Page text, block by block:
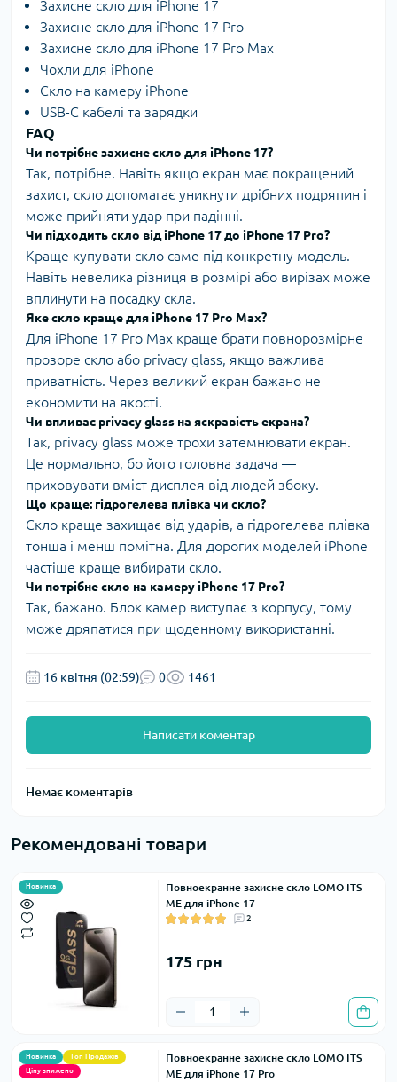
Захисне скло для iPhone 17
Захисне скло для iPhone 17 Pro
Захисне скло для iPhone 17 Pro Max
Чохли для iPhone
Скло на камеру iPhone
USB-C кабелі та зарядки
FAQ
Чи потрібне захисне скло для iPhone 17?
Так, потрібне. Навіть якщо екран має покращений
захист, скло допомагає уникнути дрібних подряпин і
може прийняти удар при падінні.
Чи підходить скло від iPhone 17 до iPhone 17 Pro?
Краще купувати скло саме під конкретну модель.
Навіть невелика різниця в розмірі або вирізах може
вплинути на посадку скла.
Яке скло краще для iPhone 17 Pro Max?
Для iPhone 17 Pro Max краще брати повнорозмірне
прозоре скло або privacy glass, якщо важлива
приватність. Через великий екран бажано не
економити на якості.
Чи впливає privacy glass на яскравість екрана?
Так, privacy glass може трохи затемнювати екран.
Це нормально, бо його головна задача —
приховувати вміст дисплея від людей збоку.
Що краще: гідрогелева плівка чи скло?
Скло краще захищає від ударів, а гідрогелева плівка
тонша і менш помітна. Для дорогих моделей iPhone
частіше краще вибирати скло.
Чи потрібне скло на камеру iPhone 17 Pro?
Так, бажано. Блок камер виступає з корпусу, тому
може дряпатися при щоденному використанні.
16 квітня (02:59) 0 1461
Написати коментар
Немає коментарів
Рекомендовані товари
Новинка
Повноекранне захисне скло LOMO ITS
ME для iPhone 17
2
175 грн
Новинка
Топ Продажів
Ціну знижено
Повноекранне захисне скло LOMO ITS
ME для iPhone 17 Pro